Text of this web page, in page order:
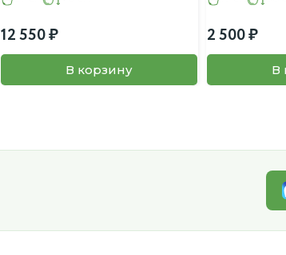
12 550
В корзину
2 500
В